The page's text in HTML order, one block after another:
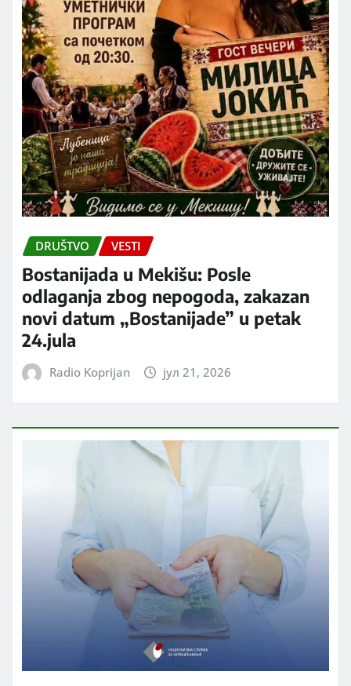
DRUŠTVO VESTI
Bostanijada u Mekišu: Posle
odlaganja zbog nepogoda, zakazan
novi datum „Bostanijade” u petak
24.jula
Radio Koprijan јул 21, 2026